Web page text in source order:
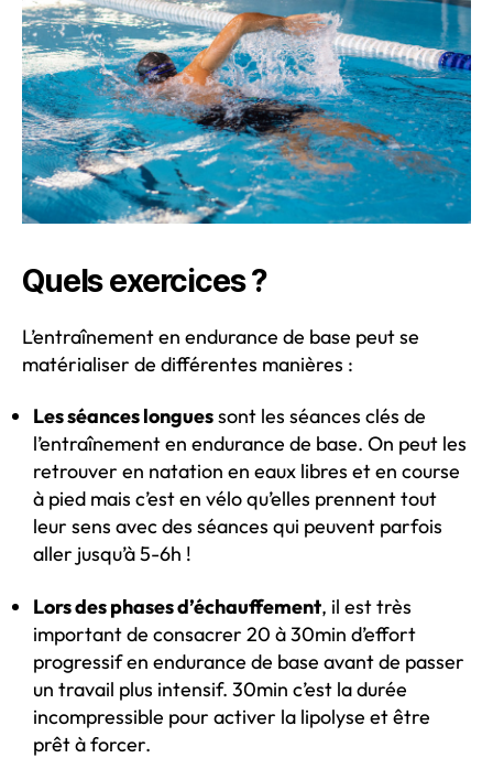
Quels exercices ?
L’entraînement en endurance de base peut se
matérialiser de différentes manières :
Les séances longuessont les séances clés de
l’entraînement en endurance de base. On peut les
retrouver en natation en eaux libres et en course
à pied mais c’est en vélo qu’elles prennent tout
leur sens avec des séances qui peuvent parfois
aller jusqu’à 5-6h !
Lors des phases d’échauffement, il est très
important de consacrer 20 à 30min d’effort
progressif en endurance de base avant de passer
un travail plus intensif. 30min c’est la durée
incompressible pour activer la lipolyse et être
prêt à forcer.